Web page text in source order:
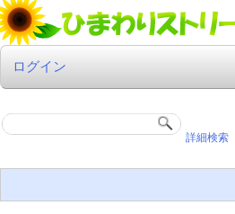
ログイン
詳細検索